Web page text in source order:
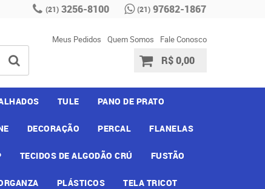
(21) 3256-8100 (21) 97682-1867
Meus Pedidos Quem Somos Fale Conosco
R$ 0,00
TULE PANO DE PRATO
DECORAÇÃO PERCAL FLANELAS
TECIDOS DE ALGODÃO CRÚ FUSTÃO
PLÁSTICOS TELA TRICOT